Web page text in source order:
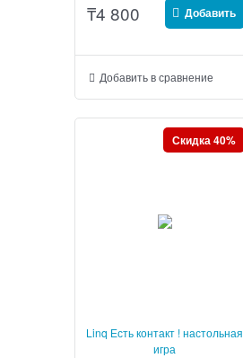
₸4 800 Добавить
Добавить в сравнение
Linq Есть контакт ! настольная
игра
Скидка 40%